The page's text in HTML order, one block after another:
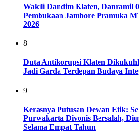
Wakili Dandim Klaten, Danramil
Pembukaan Jambore Pramuka
2026
8
Duta Antikorupsi Klaten
Jadi Garda Terdepan Budaya
9
Kerasnya Putusan Dewan Etik:
Purwakarta Divonis Bersalah,
Selama Empat Tahun